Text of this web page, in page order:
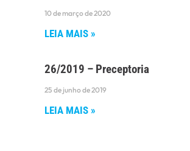
10 de março de 2020
LEIA MAIS »
26/2019 – Preceptoria
25 de junho de 2019
LEIA MAIS »